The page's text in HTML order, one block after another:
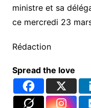
ministre et sa
ce mercredi 23
Rédaction
Spread the love